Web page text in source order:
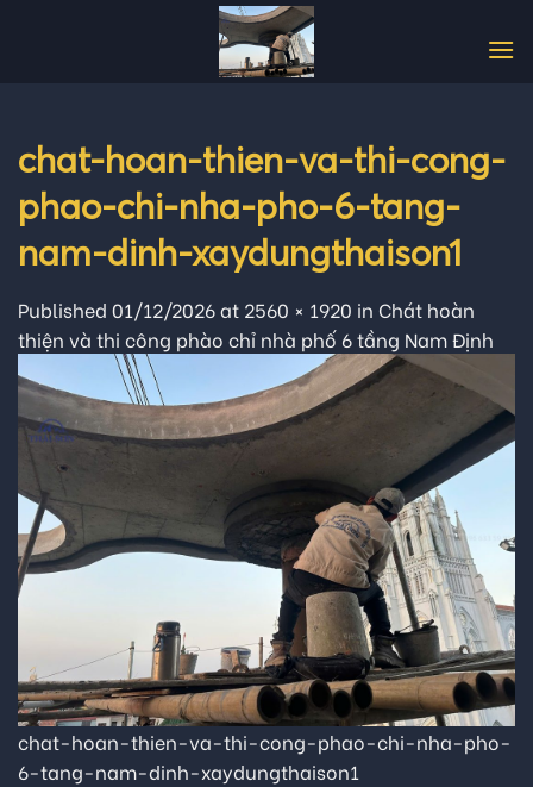
chat-hoan-thien-va-thi-cong-
phao-chi-nha-pho-6-tang-
nam-dinh-xaydungthaison1
Published 01/12/2026at 2560 × 1920 in Chát hoàn
thiện và thi công phào chỉ nhà phố 6 tầng Nam Định
chat-hoan-thien-va-thi-cong-phao-chi-nha-pho-
6-tang-nam-dinh-xaydungthaison1